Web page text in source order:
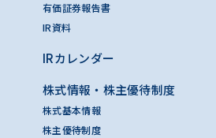
有価証券報告書
IR資料
IRカレンダー
株式情報・株主優待制度
株式基本情報
株主優待制度